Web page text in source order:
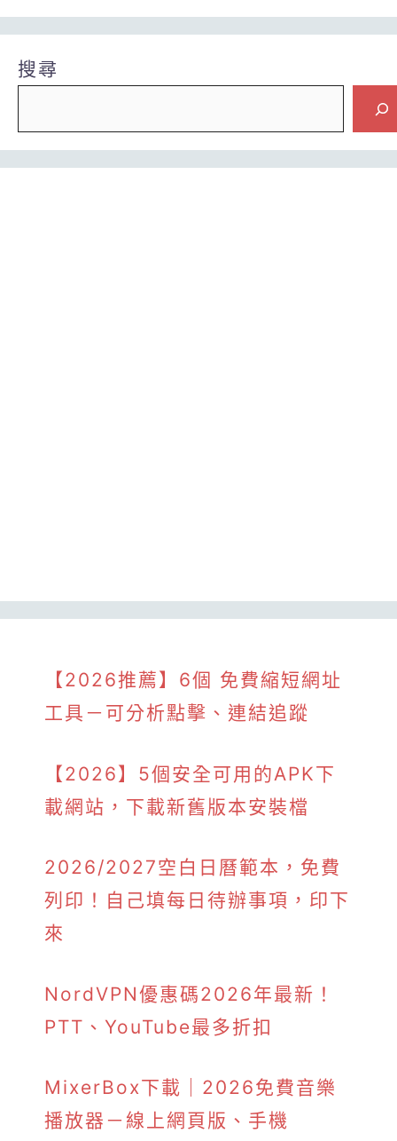
搜尋
【2026推薦】6個 免費縮短網址
工具－可分析點擊、連結追蹤
【2026】5個安全可用的APK下
載網站，下載新舊版本安裝檔
2026/2027空白日曆範本，免費
列印！自己填每日待辦事項，印下
來
NordVPN優惠碼2026年最新！
PTT、YouTube最多折扣
MixerBox下載｜2026免費音樂
播放器－線上網頁版、手機